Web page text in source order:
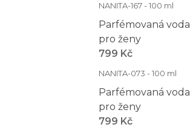
NANITA-167 - 100 ml
Parfémovaná voda
pro ženy
799 Kč
NANITA-073 - 100 ml
Parfémovaná voda
pro ženy
799 Kč